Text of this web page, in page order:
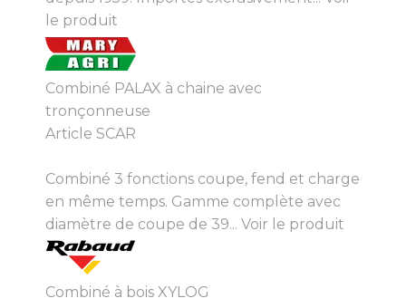
le produit
Combiné PALAX à chaine avec
tronçonneuse
Article SCAR
Combiné 3 fonctions coupe, fend et charge
en même temps. Gamme complète avec
diamètre de coupe de 39... Voir le produit
Combiné à bois XYLOG